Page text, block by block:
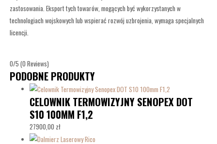
zastosowania. Eksport tych towarów, mogących być wykorzystanych w
technologiach wojskowych lub wspierać rozwój uzbrojenia, wymaga specjalnych
licencji.
0/5 (0 Reviews)
PODOBNE PRODUKTY
CELOWNIK TERMOWIZYJNY SENOPEX DOT
S10 100MM F1,2
27900,00 zł